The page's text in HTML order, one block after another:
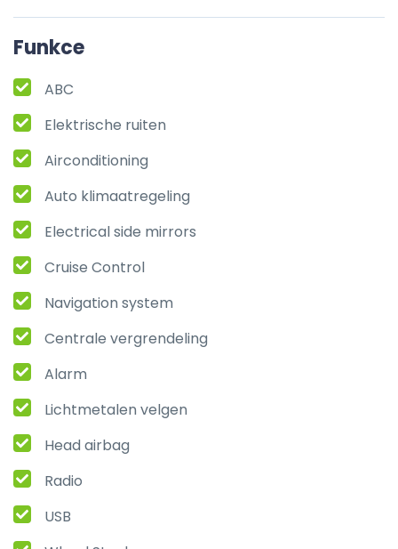
Funkce
ABC
Elektrische ruiten
Airconditioning
Auto klimaatregeling
Electrical side mirrors
Cruise Control
Navigation system
Centrale vergrendeling
Alarm
Lichtmetalen velgen
Head airbag
Radio
USB